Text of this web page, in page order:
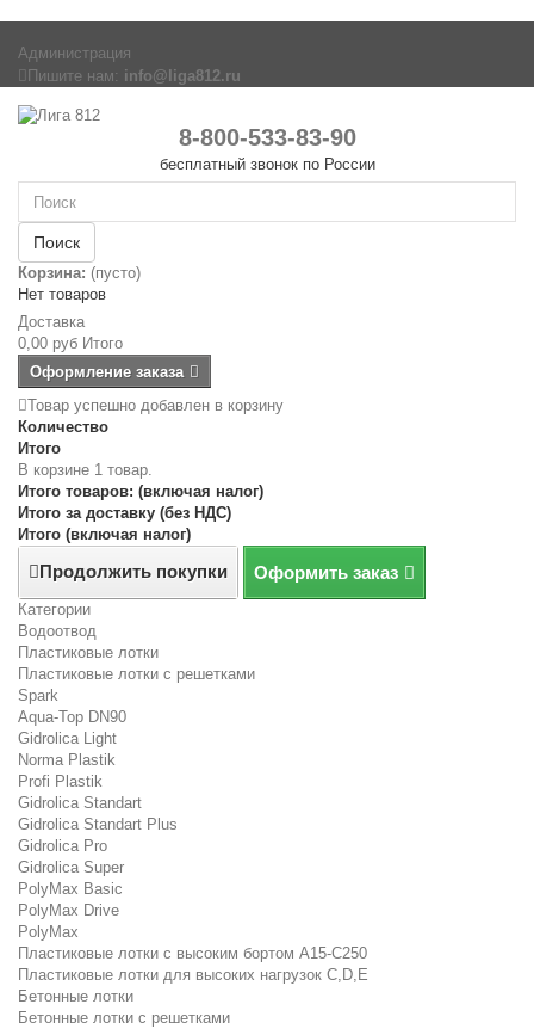
Администрация
Пишите нам: info@liga812.ru
8-800-533-83-90
бесплатный звонок по России
Поиск
Корзина: (пусто)
Нет товаров
Доставка
0,00 руб Итого
Оформление заказа
Товар успешно добавлен в корзину
Количество
Итого
В корзине 1 товар.
Итого товаров: (включая налог)
Итого за доставку (без НДС)
Итого (включая налог)
Продолжить покупки Оформить заказ
Категории
Водоотвод
Пластиковые лотки
Пластиковые лотки с решетками
Spark
Aqua-Top DN90
Gidrolica Light
Norma Plastik
Profi Plastik
Gidrolica Standart
Gidrolica Standart Plus
Gidrolica Pro
Gidrolica Super
PolyMax Basic
PolyMax Drive
PolyMax
Пластиковые лотки с высоким бортом А15-C250
Пластиковые лотки для высоких нагрузок C,D,E
Бетонные лотки
Бетонные лотки с решетками